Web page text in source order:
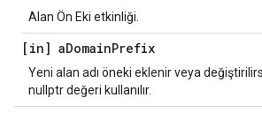
Alan Ön Eki etkinliği.
[in] aDomainPrefix
Yeni alan adı öneki eklenir veya
nullptr değeri kullanılır.